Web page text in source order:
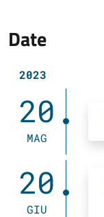
Date
2023
20
MAG
20
GIU